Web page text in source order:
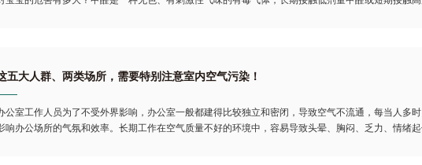
五大人群、两类场所，需要特别注意室内空气污染！
公室工作人员为了不受外界影响，办公室一般都建得比较独立和密闭，导致空气不流通，每当人多
响办公场所的气氛和效率。长期工作在空气质量不好的环境中，容易导致头晕、胸闷、乏力、情绪